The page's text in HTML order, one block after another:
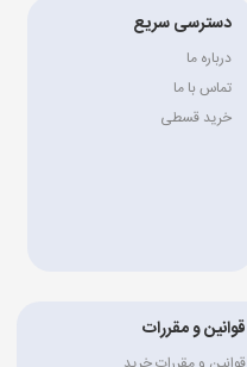
دسترسی سریع
درباره ما
تماس با ما
خرید قسطی
قوانین و مقررات